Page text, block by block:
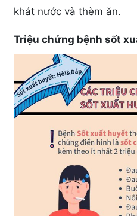
khát nước và thèm ăn.
Triệu chứng bệnh sốt